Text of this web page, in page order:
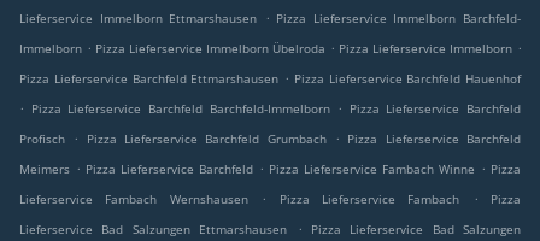
Lieferservice Immelborn Ettmarshausen
. Pizza Lieferservice Immelborn Barchfeld-
Immelborn . Pizza Lieferservice Immelborn Übelroda . Pizza Lieferservice Immelborn .
Pizza Lieferservice Barchfeld Ettmarshausen . Pizza Lieferservice Barchfeld Hauenhof
. Pizza Lieferservice Barchfeld Barchfeld-Immelborn . Pizza Lieferservice Barchfeld
Profisch
. Pizza Lieferservice Barchfeld Grumbach . Pizza Lieferservice Barchfeld
Meimers . Pizza Lieferservice Barchfeld . Pizza Lieferservice Fambach Winne . Pizza
Lieferservice Fambach Wernshausen
. Pizza Lieferservice Fambach .
Pizza
Lieferservice Bad Salzungen Ettmarshausen
.
Pizza Lieferservice Bad Salzungen